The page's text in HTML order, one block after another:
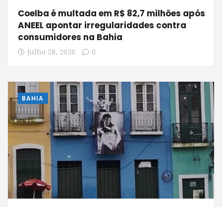
Coelba é multada em R$ 82,7 milhões após
ANEEL apontar irregularidades contra
consumidores na Bahia
julho 28, 2026 0
BAHIA